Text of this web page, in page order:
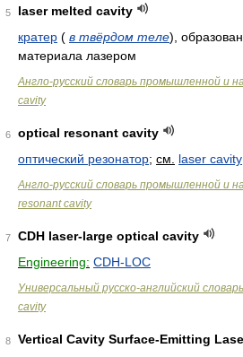
5
laser melted cavity
кратер ( в твёрдом теле) ,
материала лазером
Англо-русский словарь промышленной и
cavity
6
optical resonant cavity
оптический резонатор; см. laser cavity
Англо-русский словарь промышленной и
resonant cavity
7
CDH laser-large optical cavity
Engineering: CDH-LOC
Универсальный русско-английский словарь
cavity
8
Vertical Cavity Surface-Emitting